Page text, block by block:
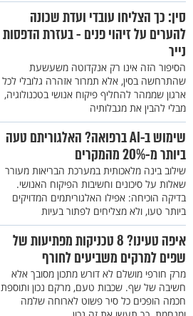
סין: כך הצליחו עובדי ועדת שכונה
להערים על זיהוי פנים - בעזרת הדפסות
נייר
הסיפור הזה אינו רק אנקדוטה משעשעת
שהתרחשה בסין, אלא תמרור אזהרה גלובלי לכל
ארגון שממהר להחליף פיקוח אנושי בטכנולוגיה,
מבלי להבין את מגבלותיה
שימוש ב-AI ברפואה? האלגוריתם טעה
ביותר מ-20% מהמקרים
שילוב בינה מלאכותית במערכת הבריאות מעורר
שאלות על סיכונים וחשיבות הפיקוח האנושי.
בדיקה הוכיחה: אפילו האלגוריתמים המדויקים
ביותר טעו, ולא מצליחים לפתור בעיות
איפה טעינו? 8 טכניקות מפתיעות של
שפים למרקים משביעים לחורף
מרק חורפי מושלם לא דורש מתכון מסובך אלא
חשיבה של שף. שכבות טעם, מרקם נכון ותוספת
חכמה הופכים כל סיר פשוט לארוחה שלמה